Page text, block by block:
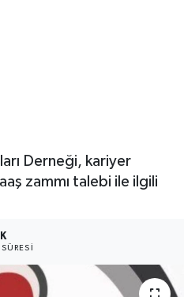
Derneği, kariyer
zammı talebi ile ilgili